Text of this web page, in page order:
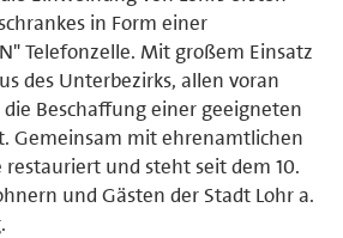
in Form einer
Telefonzelle. Mit großem Einsatz
des Unterbezirks, allen voran
Beschaffung einer geeigneten
Gemeinsam mit ehrenamtlichen
und steht seit dem 10.
und Gästen der Stadt Lohr a.